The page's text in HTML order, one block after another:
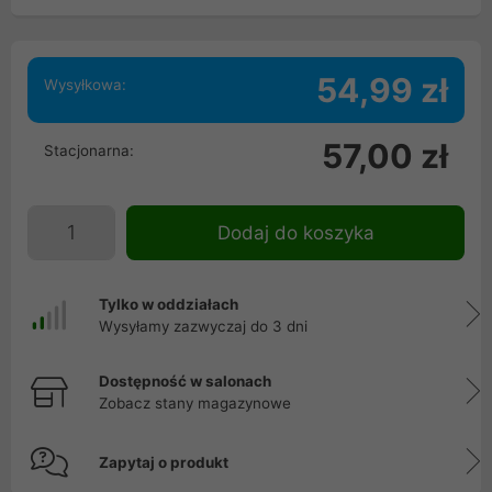
Wysyłkowa: 54,99 zł
Stacjonarna: 57,00 zł
Dodaj do koszyka
Tylko w oddziałach
Wysyłamy zazwyczaj do 3 dni
Dostępność w salonach
Zobacz stany magazynowe
Zapytaj o produkt